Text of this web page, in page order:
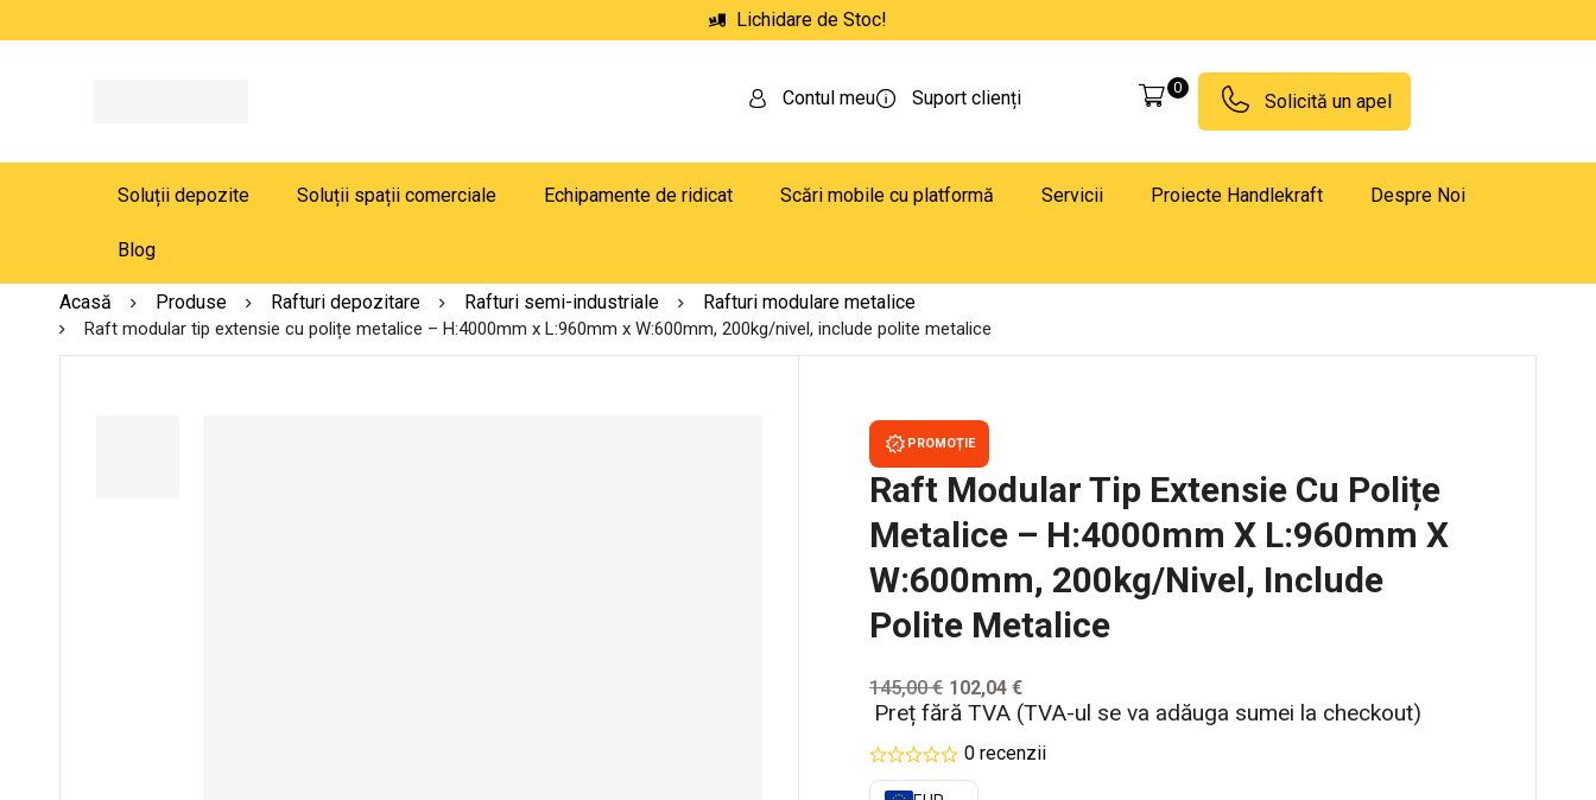
Lichidare de Stoc!
Contul meu Suport clienți 0
Solicită un apel
Soluții depozite Soluții spații comerciale Echipamente de ridicat Scări mobile cu platformă Servicii Proiecte Handlekraft Despre Noi
Blog
Acasă Produse Rafturi depozitare Rafturi semi-industriale Rafturi modulare metalice
Raft modular tip extensie cu polițe metalice – H:4000mm x L:960mm x W:600mm, 200kg/nivel, include polite metalice
PROMOȚIE
Raft Modular Tip Extensie Cu Polițe
Metalice – H:4000mm X L:960mm X
W:600mm, 200kg/nivel, Include
Polite Metalice
145,00€ 102,04 €
Preț fără TVA (TVA-ul se va adăuga sumei la checkout)
0 recenzii